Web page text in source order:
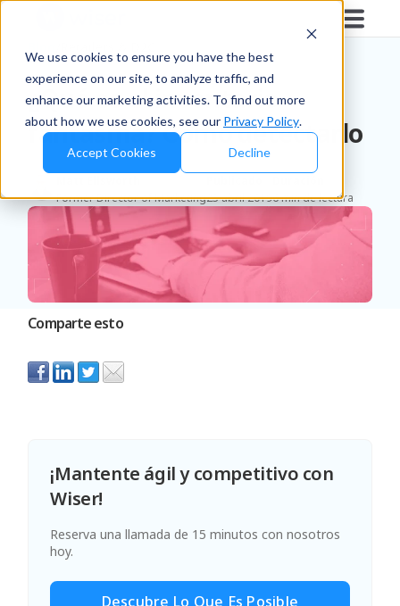
We use cookies to ensure you have the best
experience on our site, to analyze traffic, and
enhance our marketing activities. To find out more
about how we use cookies, see our Privacy Policy.
Accept Cookies Decline
¿Qué es el inventario
fantasma? Cómo detectarlo
Former Director of Marketing23 abril 20196 min de lectura
Comparte esto
¡Mantente ágil y competitivo con
Wiser!
Reserva una llamada de 15 minutos con nosotros
hoy.
Descubre Lo Que Es Posible